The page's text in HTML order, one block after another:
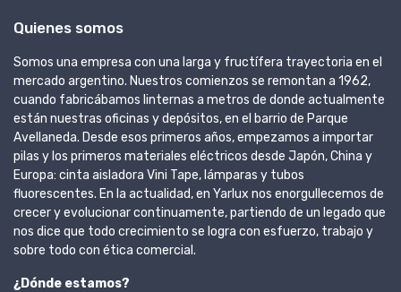
Quienes somos
Somos una empresa con una larga y fructífera trayectoria en el
mercado argentino. Nuestros comienzos se remontan a 1962,
cuando fabricábamos linternas a metros de donde actualmente
están nuestras oficinas y depósitos, en el barrio de Parque
Avellaneda. Desde esos primeros años, empezamos a importar
pilas y los primeros materiales eléctricos desde Japón, China y
Europa: cinta aisladora Vini Tape, lámparas y tubos
fluorescentes. En la actualidad, en Yarlux nos enorgullecemos de
crecer y evolucionar continuamente, partiendo de un legado que
nos dice que todo crecimiento se logra con esfuerzo, trabajo y
sobre todo con ética comercial.
¿Dónde estamos?